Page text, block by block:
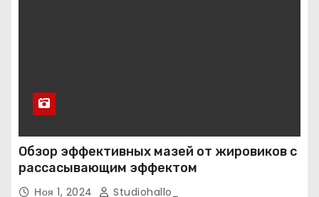
Обзор эффективных мазей от жировиков с
рассасывающим эффектом
Ноя 1, 2024 Studiohallo_